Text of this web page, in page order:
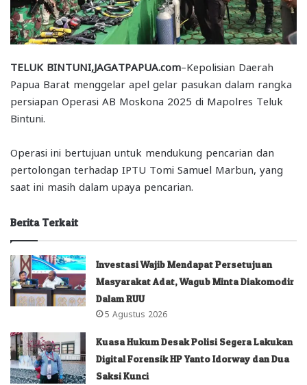
TELUK BINTUNI,JAGATPAPUA.com–Kepolisian Daerah
Papua Barat menggelar apel gelar pasukan dalam rangka
persiapan Operasi AB Moskona 2025 di Mapolres Teluk
Bintuni.
Operasi ini bertujuan untuk mendukung pencarian dan
pertolongan terhadap IPTU Tomi Samuel Marbun, yang
saat ini masih dalam upaya pencarian.
Berita Terkait
Investasi Wajib Mendapat Persetujuan
Masyarakat Adat, Wagub Minta Diakomodir
Dalam RUU
5 Agustus 2026
Kuasa Hukum Desak Polisi Segera Lakukan
Digital Forensik HP Yanto Idorway dan Dua
Saksi Kunci